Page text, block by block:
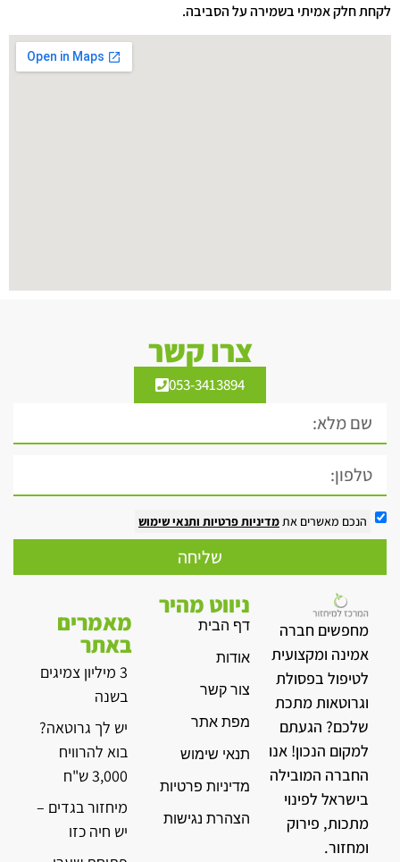
לקחת חלק אמיתי בשמירה על הסביבה.
צרו קשר
053-3413894
הנכם מאשרים אתמדיניות פרטיות ותנאי שימוש
שליחה
מחפשים חברה
אמינה ומקצועית
לטיפול בפסולת
וגרוטאות מתכת
שלכם? הגעתם
למקום הנכון! אנו
החברה המובילה
בישראל לפינוי
מתכות, פירוק
ומחזור.
ניווט מהיר
דף הבית
אודות
צור קשר
מפת אתר
תנאי שימוש
מדיניות פרטיות
הצהרת נגישות
מאמרים
באתר
3 מיליון צמיגים
בשנה
יש לך גרוטאה?
בוא להרוויח
3,000 ש"ח
מיחזור בגדים –
יש חיה כזו